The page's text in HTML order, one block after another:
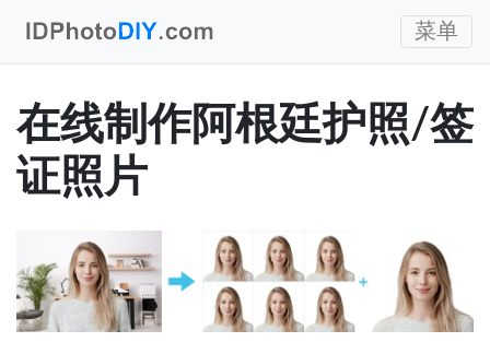
菜单
在线制作阿根廷护照/签
证照片